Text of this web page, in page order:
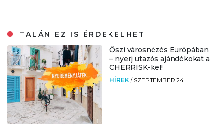
TALÁN EZ IS ÉRDEKELHET
Őszi városnézés Európában
– nyerj utazós ajándékokat a
CHERRISK-kel!
HÍREK / SZEPTEMBER 24.